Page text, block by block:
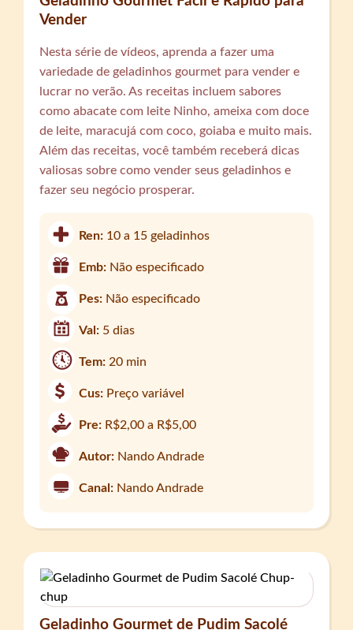
Vender
Nesta série de vídeos, aprenda a fazer uma
variedade de geladinhos gourmet para vender e
lucrar no verão. As receitas incluem sabores
como abacate com leite Ninho, ameixa com doce
de leite, maracujá com coco, goiaba e muito mais.
Além das receitas, você também receberá dicas
valiosas sobre como vender seus geladinhos e
fazer seu negócio prosperar.
Ren: 10 a 15 geladinhos
Emb: Não especificado
Pes: Não especificado
Val: 5 dias
Tem:20 min
Cus: Preço variável
Pre: R$2,00 a R$5,00
Autor: Nando Andrade
Canal: Nando Andrade
Geladinho Gourmet de Pudim Sacolé